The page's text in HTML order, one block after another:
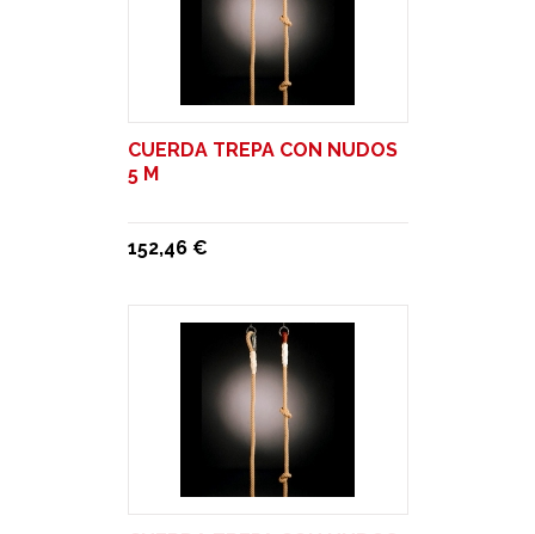
CUERDA TREPA CON NUDOS
5 M
152,46 €